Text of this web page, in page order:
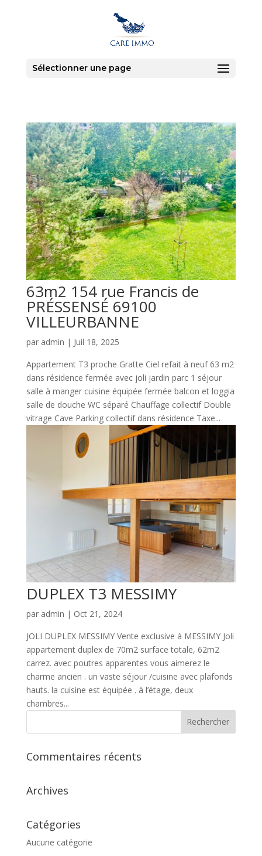
Sélectionner une page
63m2 154 rue Francis de
PRÉSSENSÉ 69100
VILLEURBANNE
par admin | Juil 18, 2025
Appartement T3 proche Gratte Ciel refait à neuf 63 m2
dans résidence fermée avec joli jardin parc 1 séjour
salle à manger cuisine équipée fermée balcon et loggia
salle de douche WC séparé Chauffage collectif Double
vitrage Cave Parking collectif dans résidence Taxe...
DUPLEX T3 MESSIMY
par admin | Oct 21, 2024
JOLI DUPLEX MESSIMY Vente exclusive à MESSIMY Joli
appartement duplex de 70m2 surface totale, 62m2
carrez. avec poutres apparentes vous aimerez le
charme ancien . un vaste séjour /cuisine avec plafonds
hauts. la cuisine est équipée . à l’étage, deux
chambres...
Commentaires récents
Archives
Catégories
Aucune catégorie